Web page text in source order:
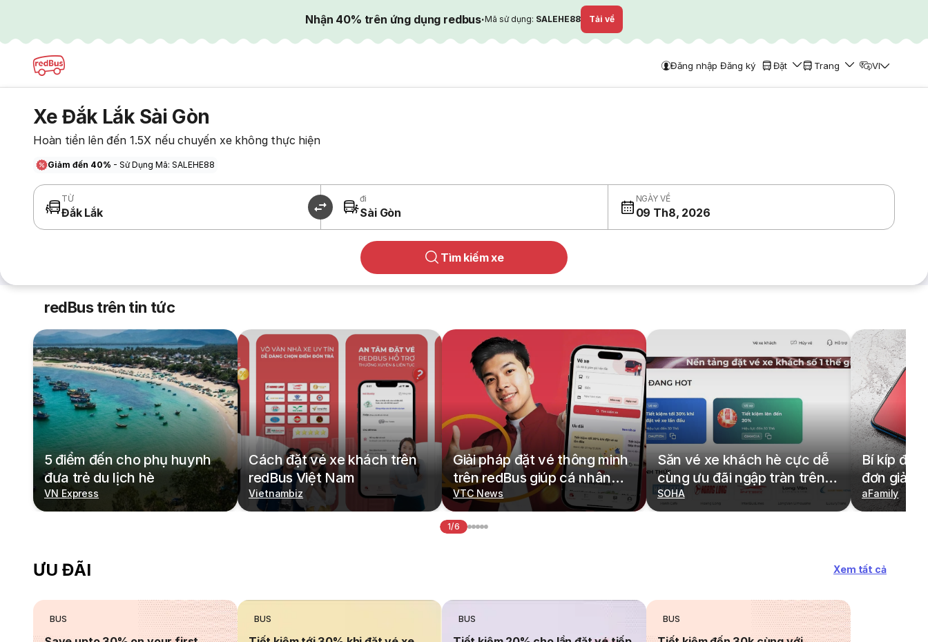
Nhận 40% trên ứng dụng redbus·Mã sử dụng: SALEHE88 Tải về
Đăng nhập Đăng ký Đặt Trang VI
Xe Đắk Lắk Sài Gòn
Hoàn tiền lên đến 1.5X nếu chuyến xe không thực hiện
Giảm đến 40% - Sử Dụng Mã: SALEHE88
TỪ
Đắk Lắk
đi
Sài Gòn
NGÀY VỀ
09 Th8, 2026
Tìm kiếm xe
redBus trên tin tức
5 điểm đến cho phụ huynh
đưa trẻ du lịch hè
VN Express
Cách đặt vé xe khách trên
redBus Việt Nam
Vietnambiz
Giải pháp đặt vé thông minh
trên redBus giúp cá nhân
hoá hành trình di chuyển
VTC News
Săn vé xe khách hè cực dễ
cùng ưu đãi ngập tràn trên
redBus
SOHA
Bí kíp đặt
đơn giản,
cả gia
aFamily
1/6
ƯU ĐÃI Xem tất cả
BUS BUS BUS BUS